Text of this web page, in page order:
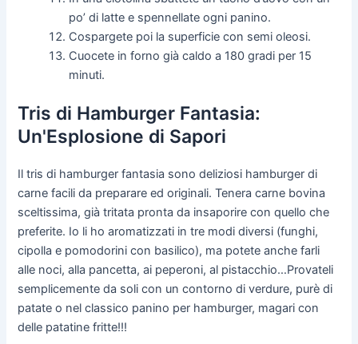
po’ di latte e spennellate ogni panino.
Cospargete poi la superficie con semi oleosi.
Cuocete in forno già caldo a 180 gradi per 15
minuti.
Tris di Hamburger Fantasia:
Un'Esplosione di Sapori
Il tris di hamburger fantasia sono deliziosi hamburger di
carne facili da preparare ed originali. Tenera carne bovina
sceltissima, già tritata pronta da insaporire con quello che
preferite. Io li ho aromatizzati in tre modi diversi (funghi,
cipolla e pomodorini con basilico), ma potete anche farli
alle noci, alla pancetta, ai peperoni, al pistacchio…Provateli
semplicemente da soli con un contorno di verdure, purè di
patate o nel classico panino per hamburger, magari con
delle patatine fritte!!!